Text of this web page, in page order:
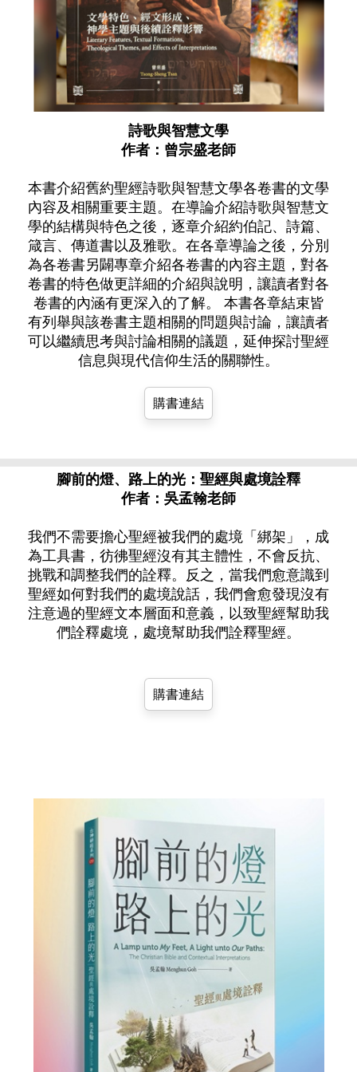
詩歌與智慧文學
作者：曾宗盛老師
本書介紹舊約聖經詩歌與智慧文學各卷書的文學
內容及相關重要主題。在導論介紹詩歌與智慧文
學的結構與特色之後，逐章介紹約伯記、詩篇、
箴言、傳道書以及雅歌。在各章導論之後，分別
為各卷書另闢專章介紹各卷書的內容主題，對各
卷書的特色做更詳細的介紹與說明，讓讀者對各
卷書的內涵有更深入的了解。 本書各章結束皆
有列舉與該卷書主題相關的問題與討論，讓讀者
可以繼續思考與討論相關的議題，延伸探討聖經
信息與現代信仰生活的關聯性。
購書連結
腳前的燈、路上的光：聖經與處境詮釋
作者：吳孟翰老師
我們不需要擔心聖經被我們的處境「綁架」，成
為工具書，彷彿聖經沒有其主體性，不會反抗、
挑戰和調整我們的詮釋。反之，當我們愈意識到
聖經如何對我們的處境說話，我們會愈發現沒有
注意過的聖經文本層面和意義，以致聖經幫助我
們詮釋處境，處境幫助我們詮釋聖經。
購書連結